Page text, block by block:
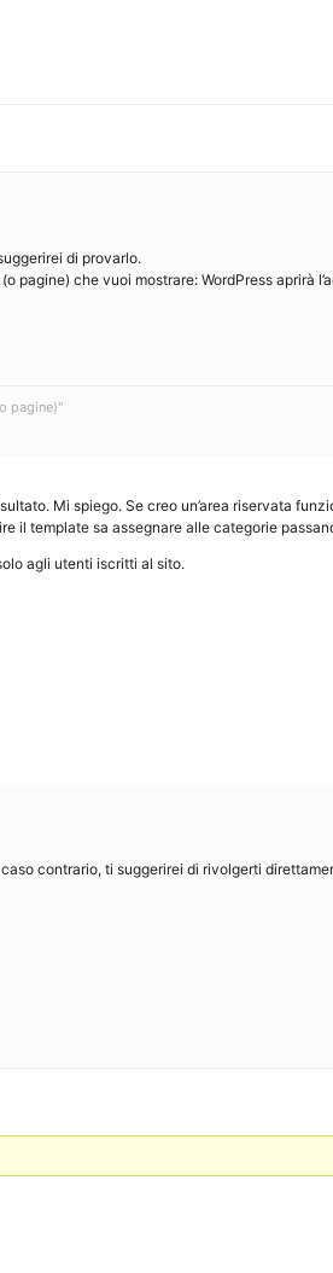
di provarlo.
pagine) che vuoi mostrare: WordPress aprirà
pagine)"
Mi spiego. Se creo un’area riservata
template sa assegnare alle categorie
agli utenti iscritti al sito.
contrario, ti suggerirei di rivolgerti